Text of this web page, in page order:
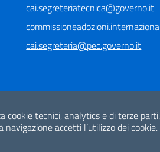
cookie tecnici, analytics e di terze parti.
navigazione accetti l’utilizzo dei cookie.
cai.segreteriatecnica@governo.it
cai.segreteria@pec.governo.it
Mappa del sito Privacy e Cookie Policy